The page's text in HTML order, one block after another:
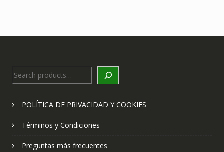
Search
POLÍTICA DE PRIVACIDAD Y COOKIES
Términos y Condiciones
Preguntas más frecuentes